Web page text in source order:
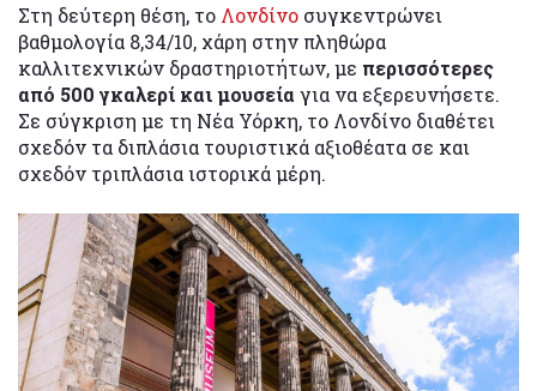
Στη δεύτερη θέση, το Λονδίνο συγκεντρώνει
βαθμολογία 8,34/10, χάρη στην πληθώρα
καλλιτεχνικών δραστηριοτήτων, με περισσότερες
από 500 γκαλερί και μουσεία για να εξερευνήσετε.
Σε σύγκριση με τη Νέα Υόρκη, το Λονδίνο διαθέτει
σχεδόν τα διπλάσια τουριστικά αξιοθέατα σε και
σχεδόν τριπλάσια ιστορικά μέρη.